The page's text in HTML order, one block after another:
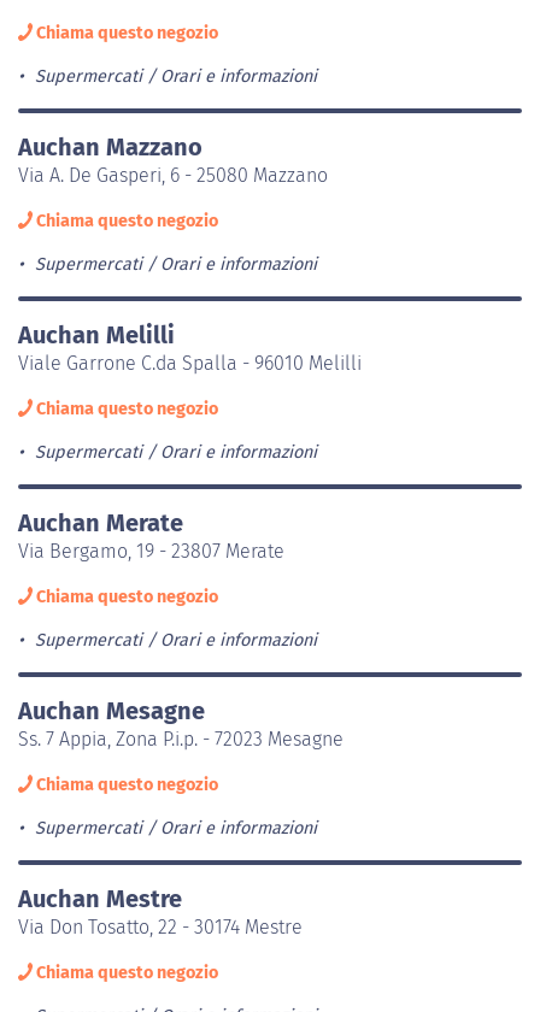
Chiama questo negozio
Supermercati Orari e informazioni
Auchan Mazzano
Via A. De Gasperi, 6 - 25080 Mazzano
Chiama questo negozio
Supermercati Orari e informazioni
Auchan Melilli
Viale Garrone C.da Spalla - 96010 Melilli
Chiama questo negozio
Supermercati Orari e informazioni
Auchan Merate
Via Bergamo, 19 - 23807 Merate
Chiama questo negozio
Supermercati Orari e informazioni
Auchan Mesagne
Ss. 7 Appia, Zona P.i.p. - 72023 Mesagne
Chiama questo negozio
Supermercati Orari e informazioni
Auchan Mestre
Via Don Tosatto, 22 - 30174 Mestre
Chiama questo negozio